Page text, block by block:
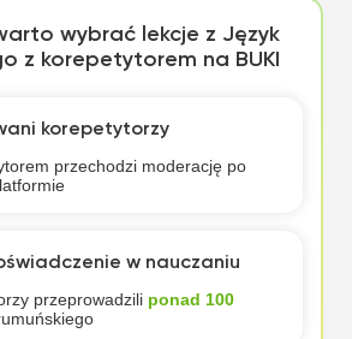
wybrać lekcje z Język
z korepetytorem na BUKI
korepetytorzy
przechodzi moderację po
w nauczaniu
przeprowadzili ponad 100